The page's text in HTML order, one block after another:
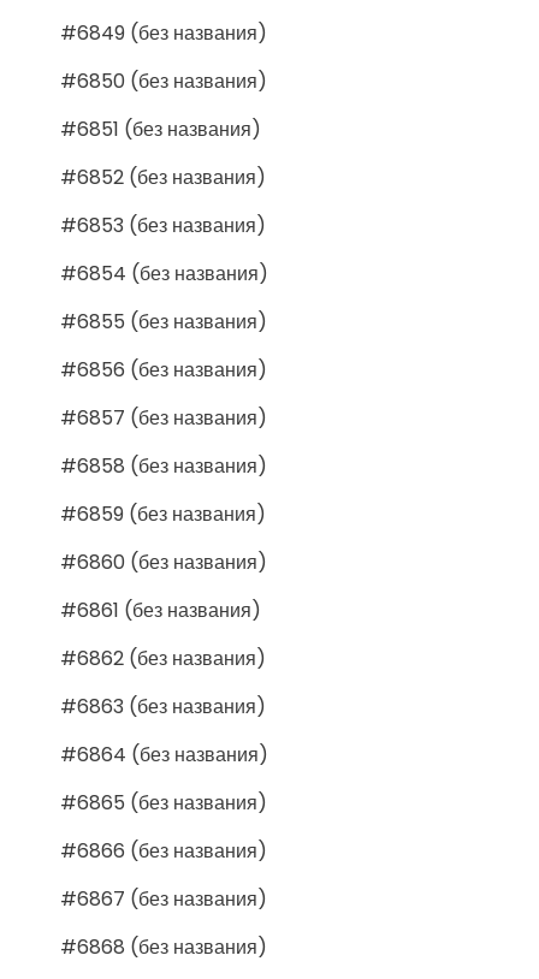
#6849 (без названия)
#6850 (без названия)
#6851 (без названия)
#6852 (без названия)
#6853 (без названия)
#6854 (без названия)
#6855 (без названия)
#6856 (без названия)
#6857 (без названия)
#6858 (без названия)
#6859 (без названия)
#6860 (без названия)
#6861 (без названия)
#6862 (без названия)
#6863 (без названия)
#6864 (без названия)
#6865 (без названия)
#6866 (без названия)
#6867 (без названия)
#6868 (без названия)